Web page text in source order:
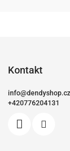
Kontakt
info@dendyshop.cz
+420776204131